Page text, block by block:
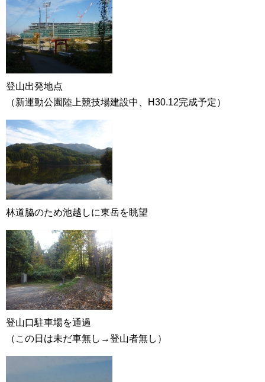
登山出発地点
（新運動公園陸上競技場建設中、H30.12完成予定）
林道脇のため池越しに東岳を眺望
登山口駐車場を通過
（この日は未だ車無し→登山者無し）